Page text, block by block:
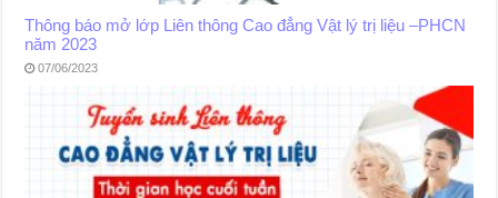
Thông báo mở lớp Liên thông Cao đẳng Vật lý trị liệu –PHCN
năm 2023
07/06/2023